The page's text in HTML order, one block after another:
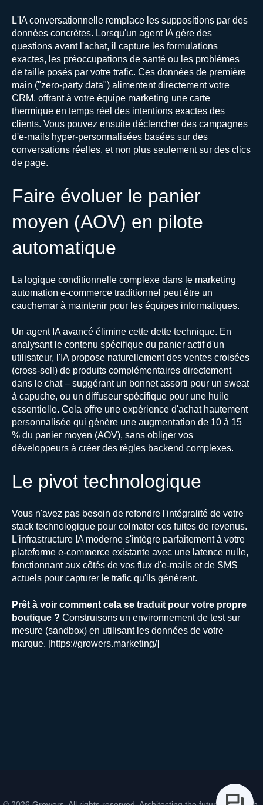
L'IA conversationnelle remplace les suppositions par des
données concrètes. Lorsqu'un agent IA gère des
questions avant l'achat, il capture les formulations
exactes, les préoccupations de santé ou les problèmes
de taille posés par votre trafic. Ces données de première
main ("zero-party data") alimentent directement votre
CRM, offrant à votre équipe marketing une carte
thermique en temps réel des intentions exactes des
clients. Vous pouvez ensuite déclencher des campagnes
d'e-mails hyper-personnalisées basées sur des
conversations réelles, et non plus seulement sur des clics
de page.
Faire évoluer le panier
moyen (AOV) en pilote
automatique
La logique conditionnelle complexe dans le marketing
automation e-commerce traditionnel peut être un
cauchemar à maintenir pour les équipes informatiques.
Un agent IA avancé élimine cette dette technique. En
analysant le contenu spécifique du panier actif d'un
utilisateur, l'IA propose naturellement des ventes croisées
(cross-sell) de produits complémentaires directement
dans le chat – suggérant un bonnet assorti pour un sweat
à capuche, ou un diffuseur spécifique pour une huile
essentielle. Cela offre une expérience d'achat hautement
personnalisée qui génère une augmentation de 10 à 15
% du panier moyen (AOV), sans obliger vos
développeurs à créer des règles backend complexes.
Le pivot technologique
Vous n'avez pas besoin de refondre l'intégralité de votre
stack technologique pour colmater ces fuites de revenus.
L'infrastructure IA moderne s'intègre parfaitement à votre
plateforme e-commerce existante avec une latence nulle,
fonctionnant aux côtés de vos flux d'e-mails et de SMS
actuels pour capturer le trafic qu'ils génèrent.
Prêt à voir comment cela se traduit pour votre propre
boutique ? Construisons un environnement de test sur
mesure (sandbox) en utilisant les données de votre
marque. [https://growers.marketing/]